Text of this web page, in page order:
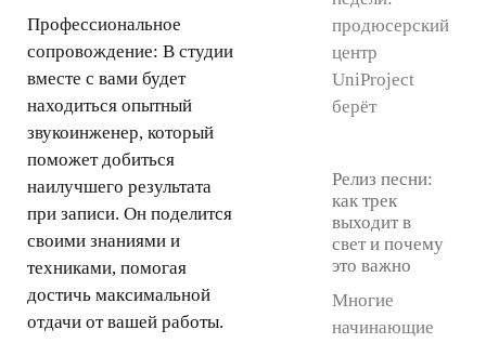
Профессиональное
сопровождение: В студии
вместе с вами будет
находиться опытный
звукоинженер, который
поможет добиться
наилучшего результата
при записи. Он поделится
своими знаниями и
техниками, помогая
достичь максимальной
отдачи от вашей работы.
продюсерский
центр
UniProject
берёт
Релиз песни:
как трек
выходит в
свет и почему
это важно
Многие
начинающие